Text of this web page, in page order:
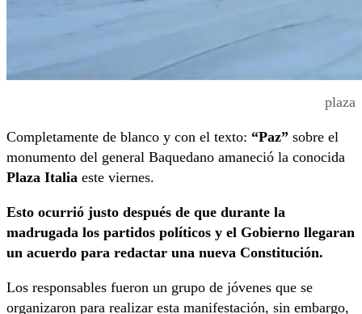
plaza
Completamente de blanco y con el texto: “Paz” sobre el
monumento del general Baquedano amaneció la conocida
Plaza Italia este viernes.
Esto ocurrió justo después de que durante la
madrugada los partidos políticos y el Gobierno llegaran
un acuerdo para redactar una nueva Constitución.
Los responsables fueron un grupo de jóvenes que se
organizaron para realizar esta manifestación, sin embargo,